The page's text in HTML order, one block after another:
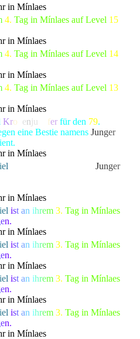
in Mínlaes
4. Tag in Mínlaes auf Level 15
in Mínlaes
4. Tag in Mínlaes auf Level 14
in Mínlaes
4. Tag in Mínlaes auf Level 13
in Mínlaes
Kro enju fer für den 79.
eine Bestie namens Junger
in Mínlaes
iel Junger
in Mínlaes
iel ist an ihrem 3. Tag in Mínlaes
en.
in Mínlaes
iel ist an ihrem 3. Tag in Mínlaes
en.
in Mínlaes
iel ist an ihrem 3. Tag in Mínlaes
en.
in Mínlaes
iel ist an ihrem 3. Tag in Mínlaes
en.
in Mínlaes